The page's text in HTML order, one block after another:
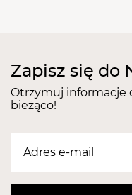
podologii, manicure i
przeznaczeniem
naklejeniem lub
oraz delikatnego
Zapisz się do
Otrzymuj informacje
bieżąco!